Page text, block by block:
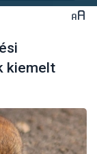
kiemelt